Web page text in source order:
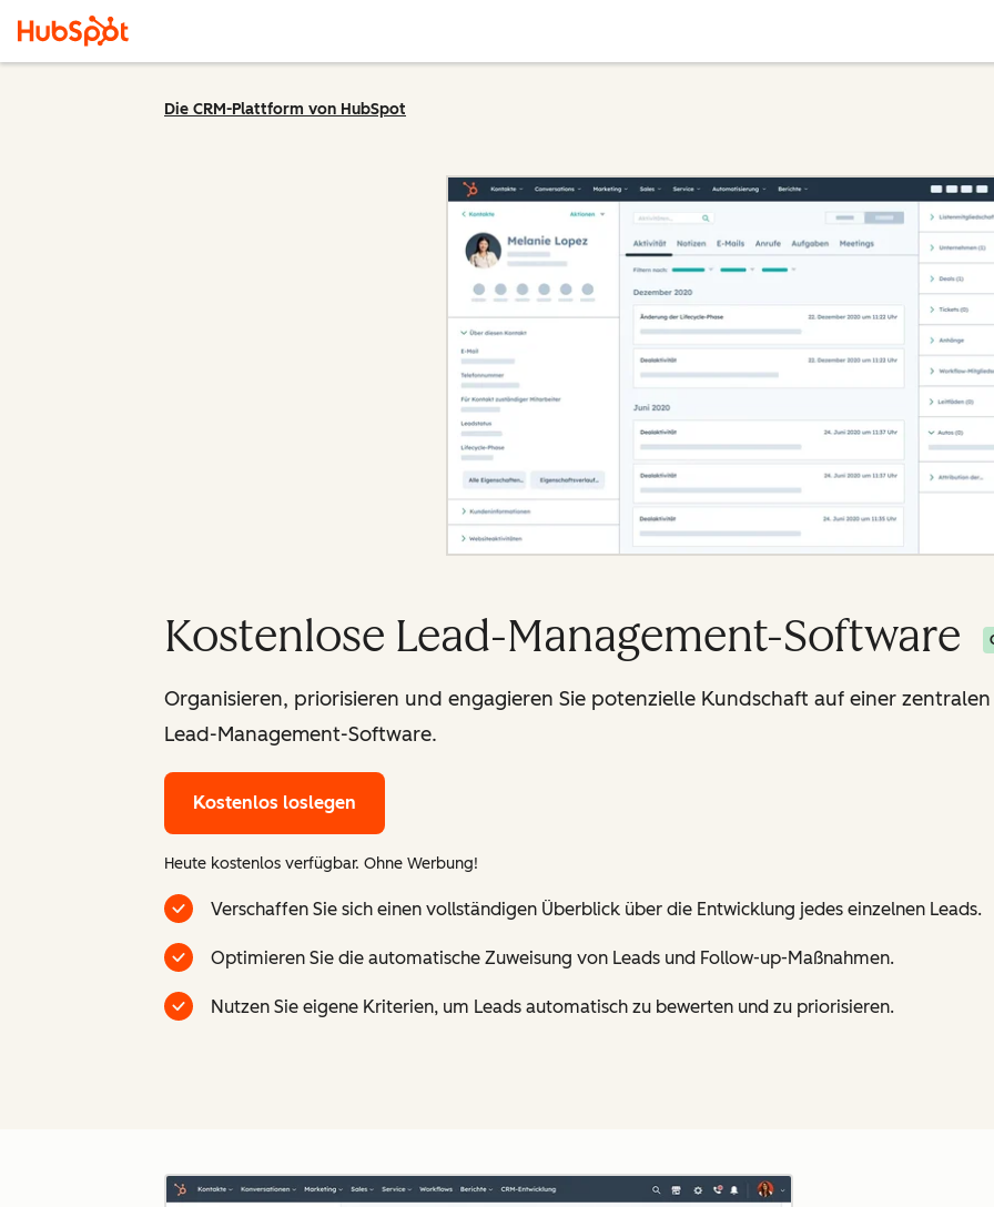
Die CRM-Plattform von HubSpot
Kostenlose Lead-Management-Software
Organisieren, priorisieren und engagieren Sie potenzielle Kundschaft auf einer
Lead-Management-Software.
Kostenlos loslegen
Heute kostenlos verfügbar. Ohne Werbung!
Verschaffen Sie sich einen vollständigen Überblick über die Entwicklung jedes einzelnen Leads.
Optimieren Sie die automatische Zuweisung von Leads und Follow-up-Maßnahmen.
Nutzen Sie eigene Kriterien, um Leads automatisch zu bewerten und zu priorisieren.